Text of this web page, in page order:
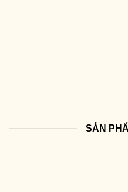
SẢN